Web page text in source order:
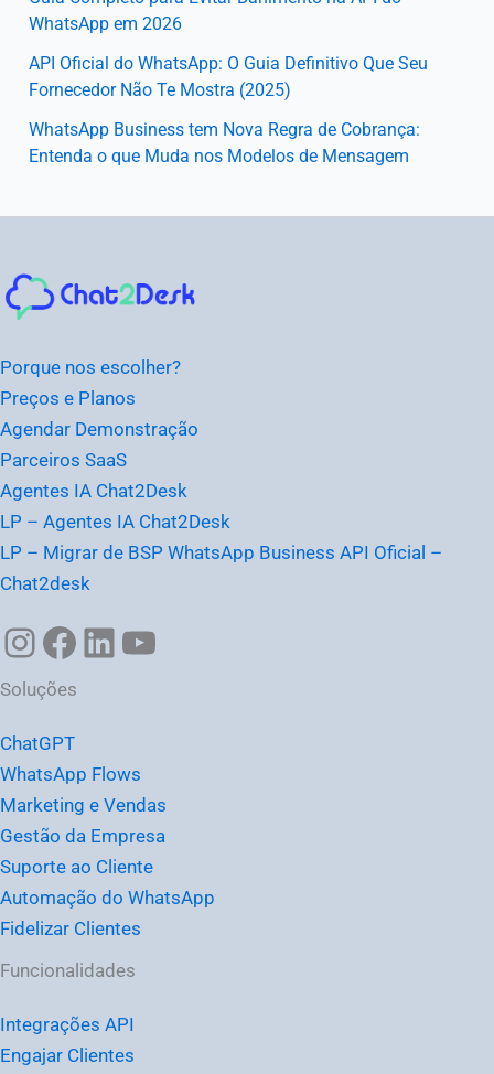
WhatsApp em 2026
API Oficial do WhatsApp: O Guia Definitivo Que Seu
Fornecedor Não Te Mostra (2025)
WhatsApp Business tem Nova Regra de Cobrança:
Entenda o que Muda nos Modelos de Mensagem
Porque nos escolher?
Preços e Planos
Agendar Demonstração
Parceiros SaaS
Agentes IA Chat2Desk
LP – Agentes IA Chat2Desk
LP – Migrar de BSP WhatsApp Business API Oficial –
Chat2desk
Instagram
Facebook
Soluções
ChatGPT
WhatsApp Flows
Marketing e Vendas
Gestão da Empresa
Suporte ao Cliente
Automação do WhatsApp
Fidelizar Clientes
Funcionalidades
Integrações API
Engajar Clientes